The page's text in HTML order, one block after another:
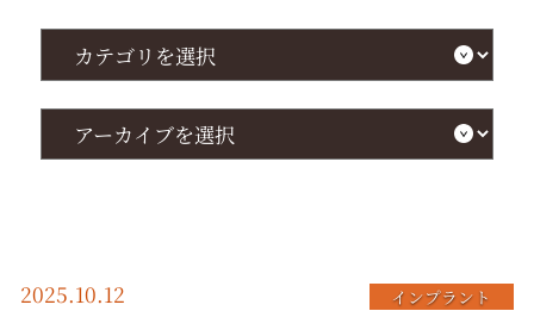
カ
ゴ
を
ア
カ
2025.10.12 インプラント